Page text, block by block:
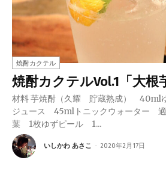
焼酎カクテル
焼酎カクテルVol.1「大根
材料 芋焼酎（久耀 貯蔵熟成） 40mlゆずジュース 1tsp大根
ジュース 45mlトニックウォーター 適量 ガーニッシュ し
葉 1枚ゆずピール 1...
いしかわ あさこ - 2020年2月17日